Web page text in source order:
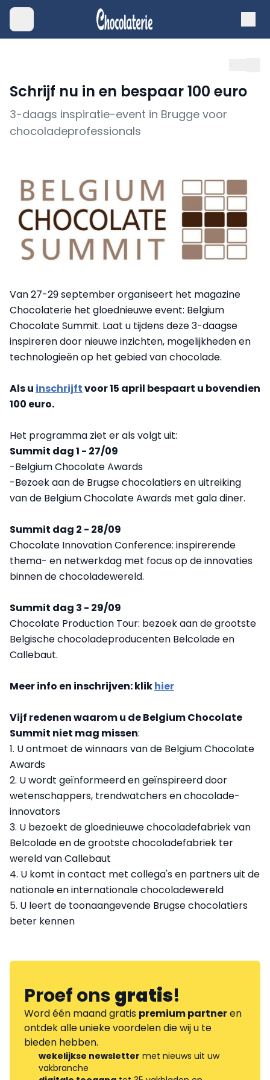
Schrijf nu in en bespaar 100 euro
3-daags inspiratie-event in Brugge voor
chocoladeprofessionals
Van 27-29 september organiseert het magazine
Chocolaterie het gloednieuwe event: Belgium
Chocolate Summit. Laat u tijdens deze 3-daagse
inspireren door nieuwe inzichten, mogelijkheden en
technologieën op het gebied van chocolade.
Als u inschrijftvoor 15 april bespaart u bovendien
100 euro.
Het programma ziet er als volgt uit:
Summit dag 1 - 27/09
-Belgium Chocolate Awards
-Bezoek aan de Brugse chocolatiers en uitreiking
van de Belgium Chocolate Awards met gala diner.
Summit dag 2 - 28/09
Chocolate Innovation Conference: inspirerende
thema- en netwerkdag met focus op de innovaties
binnen de chocoladewereld.
Summit dag 3 - 29/09
Chocolate Production Tour: bezoek aan de grootste
Belgische chocoladeproducenten Belcolade en
Callebaut.
Meer info en inschrijven: klikhier
Vijf redenen waarom u de Belgium Chocolate
Summit niet mag missen:
1. U ontmoet de winnaars van de Belgium Chocolate
Awards
2. U wordt geïnformeerd en geïnspireerd door
wetenschappers, trendwatchers en chocolade-
innovators
3. U bezoekt de gloednieuwe chocoladefabriek van
Belcolade en de grootste chocoladefabriek ter
wereld van Callebaut
4. U komt in contact met collega's en partners uit de
nationale en internationale chocoladewereld
5. U leert de toonaangevende Brugse chocolatiers
beter kennen
Proef onsgratis!
Word één maand gratis premium partneren
ontdek alle unieke voordelen die wij u te
bieden hebben.
wekelijkse newsletter met nieuws uit uw
vakbranche